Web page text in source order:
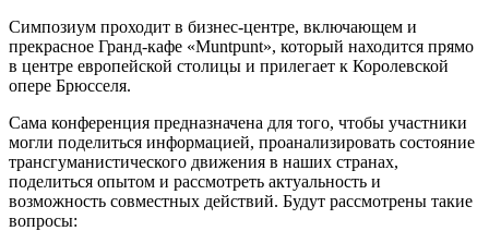
Симпозиум проходит в бизнеc-центре, включающем и
прекрасное Гранд-кафе «Muntpunt», который находится прямо
в центре европейской столицы и прилегает к Королевской
опере Брюсселя.
Сама конференция предназначена для того, чтобы участники
могли поделиться информацией, проанализировать состояние
трансгуманистического движения в наших странах,
поделиться опытом и рассмотреть актуальность и
возможность совместных действий. Будут рассмотрены такие
вопросы: